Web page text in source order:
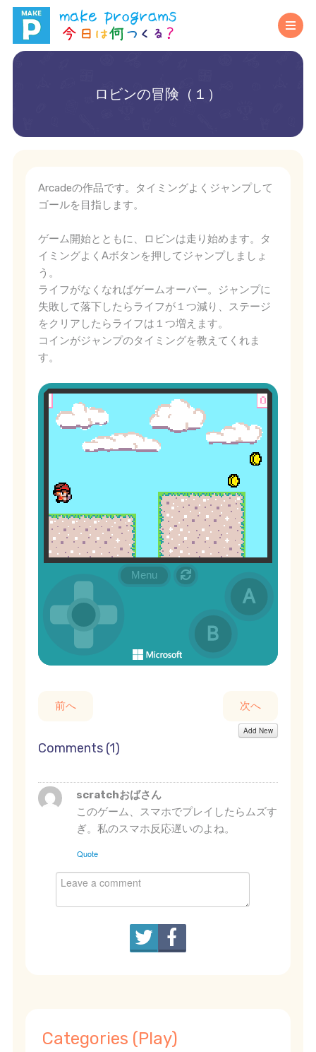
ロビンの冒険（１）
Arcadeの作品です。タイミングよくジャンプして
ゴールを目指します。
ゲーム開始とともに、ロビンは走り始めます。タ
イミングよくAボタンを押してジャンプしましょ
う。
ライフがなくなればゲームオーバー。ジャンプに
失敗して落下したらライフが１つ減り、ステージ
をクリアしたらライフは１つ増えます。
コインがジャンプのタイミングを教えてくれま
す。
前へ 次へ
Comments (1)
Add New
scratchおばさん
このゲーム、スマホでプレイしたらムズす
ぎ。私のスマホ反応遅いのよね。
Quote
Categories (Play)